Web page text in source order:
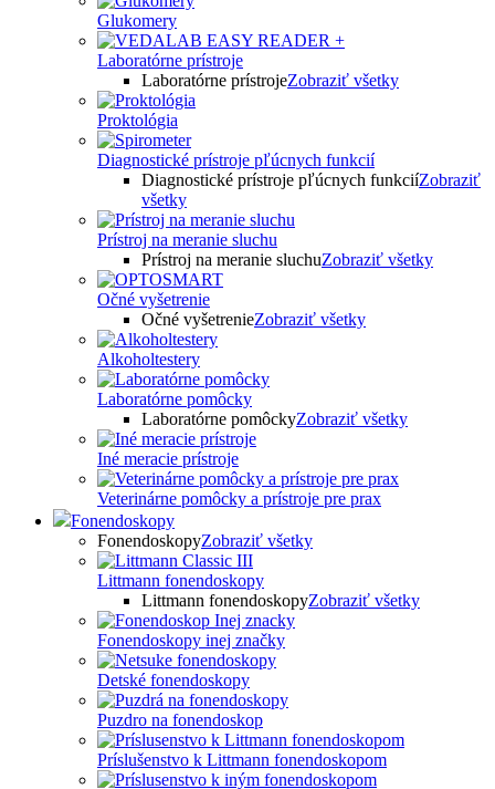
Glukomery
Laboratórne prístroje
Laboratórne prístrojeZobraziť všetky
Proktológia
Diagnostické prístroje pľúcnych funkcií
Diagnostické prístroje pľúcnych funkciíZobraziť
všetky
Prístroj na meranie sluchu
Prístroj na meranie sluchuZobraziť všetky
Očné vyšetrenie
Očné vyšetrenieZobraziť všetky
Alkoholtestery
Laboratórne pomôcky
Laboratórne pomôckyZobraziť všetky
Iné meracie prístroje
Veterinárne pomôcky a prístroje pre prax
Fonendoskopy
FonendoskopyZobraziť všetky
Littmann fonendoskopy
Littmann fonendoskopyZobraziť všetky
Fonendoskopy inej značky
Detské fonendoskopy
Puzdro na fonendoskop
Príslušenstvo k Littmann fonendoskopom